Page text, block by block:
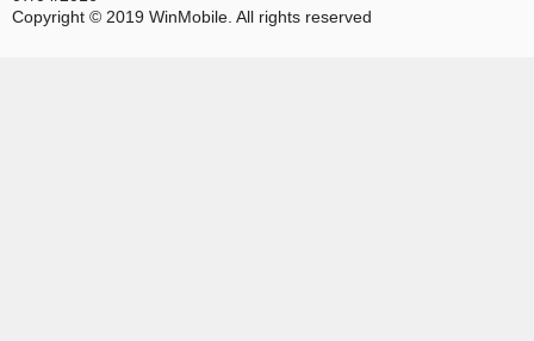
Copyright © 2019 WinMobile. All rights reserved